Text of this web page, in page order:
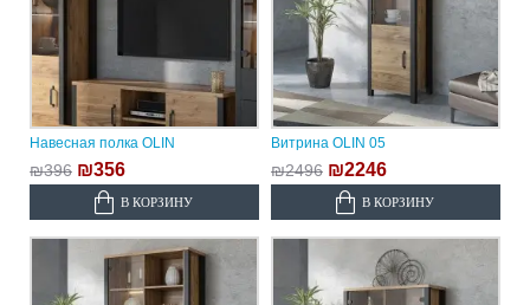
Навесная полка OLIN
₪396 ₪356
В КОРЗИНУ
Витрина OLIN 05
₪2496 ₪2246
В КОРЗИНУ